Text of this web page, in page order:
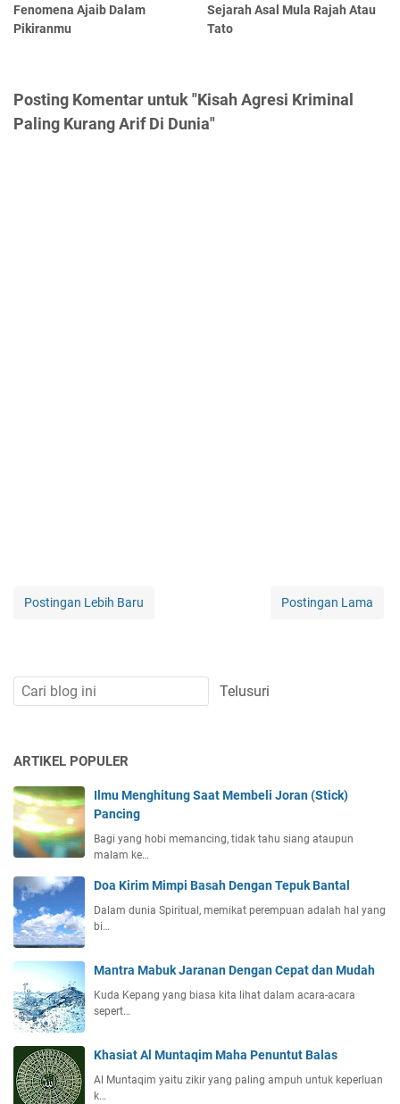
Fenomena Ajaib Dalam
Pikiranmu
Sejarah Asal Mula Rajah Atau
Tato
Posting Komentar untuk "Kisah Agresi Kriminal
Paling Kurang Arif Di Dunia"
Postingan Lebih Baru Postingan Lama
ARTIKEL POPULER
Ilmu Menghitung Saat Membeli Joran (Stick)
Pancing
Bagi yang hobi memancing, tidak tahu siang ataupun
malam ke…
Doa Kirim Mimpi Basah Dengan Tepuk Bantal
Dalam dunia Spiritual, memikat perempuan adalah hal yang
bi…
Mantra Mabuk Jaranan Dengan Cepat dan Mudah
Kuda Kepang yang biasa kita lihat dalam acara-acara
sepert…
Khasiat Al Muntaqim Maha Penuntut Balas
Al Muntaqim yaitu zikir yang paling ampuh untuk keperluan
k…